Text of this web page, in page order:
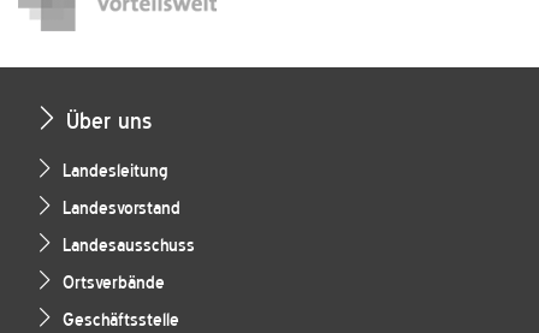
Über uns
Landesleitung
Landesvorstand
Landesausschuss
Ortsverbände
Geschäftsstelle